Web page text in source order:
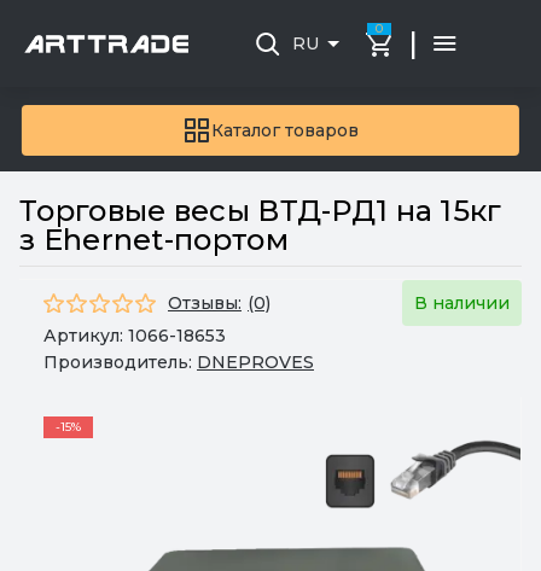
Каталог товаров
RU
0 |
Торговые весы ВТД-РД1 на 15кг
з Ehernet-портом
Отзывы: (0)
В наличии
Артикул: 1066-18653
Производитель: DNEPROVES
-15%